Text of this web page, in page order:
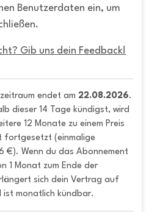
Benutzerdaten ein, um
Gib uns dein Feedback!
endet am 22.08.2026.
dieser 14 Tage kündigst, wird
12 Monate zu einem Preis
fortgesetzt (einmalige
€). Wenn du das Abonnement
1 Monat zum Ende der
sich dein Vertrag auf
ist monatlich kündbar.